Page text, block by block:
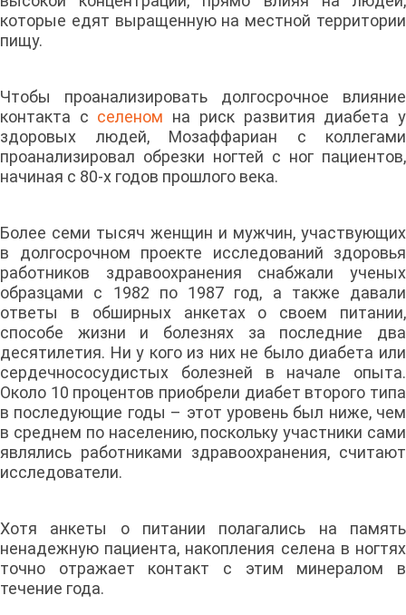
которые едят выращенную на местной территории
пищу.
Чтобы проанализировать долгосрочное влияние
контакта с селеном на риск развития диабета у
здоровых людей, Мозаффариан с коллегами
проанализировал обрезки ногтей с ног пациентов,
начиная с 80-х годов прошлого века.
Более семи тысяч женщин и мужчин, участвующих
в долгосрочном проекте исследований здоровья
работников здравоохранения снабжали ученых
образцами с 1982 по 1987 год, а также давали
ответы в обширных анкетах о своем питании,
способе жизни и болезнях за последние два
десятилетия. Ни у кого из них не было диабета или
сердечнососудистых болезней в начале опыта.
Около 10 процентов приобрели диабет второго типа
в последующие годы – этот уровень был ниже, чем
в среднем по населению, поскольку участники сами
являлись работниками здравоохранения, считают
исследователи.
Хотя анкеты о питании полагались на память
ненадежную пациента, накопления селена в ногтях
точно отражает контакт с этим минералом в
течение года.